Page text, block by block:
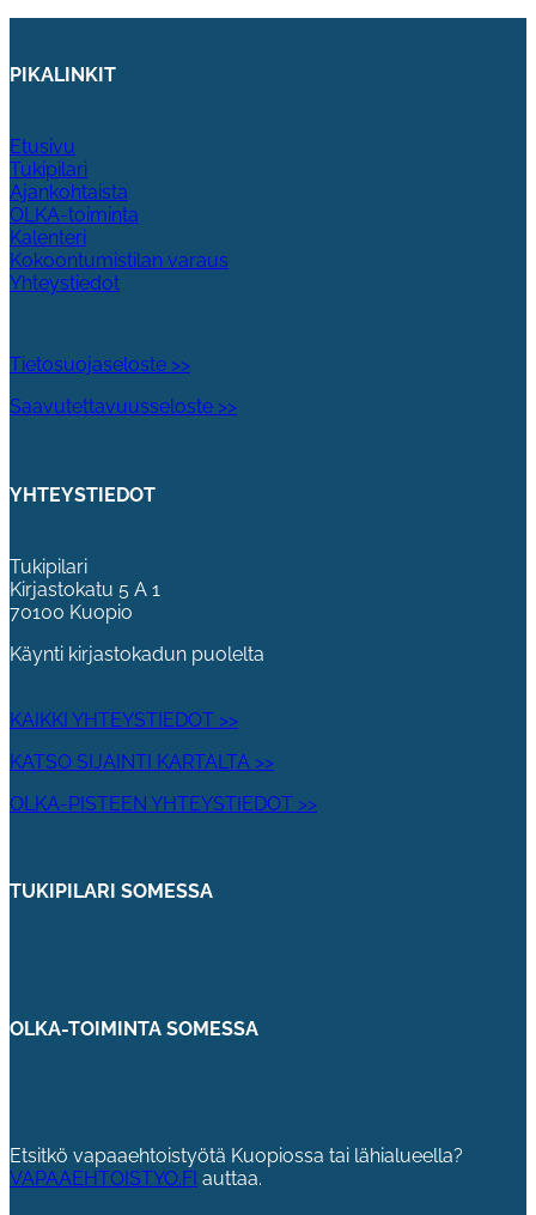
PIKALINKIT
Etusivu
Tukipilari
Ajankohtaista
OLKA-toiminta
Kalenteri
Kokoontumistilan varaus
Yhteystiedot
Tietosuojaseloste >>
Saavutettavuusseloste >>
YHTEYSTIEDOT
Tukipilari
Kirjastokatu 5 A 1
70100 Kuopio
Käynti kirjastokadun puolelta
KAIKKI YHTEYSTIEDOT >>
KATSO SIJAINTI KARTALTA >>
OLKA-PISTEEN YHTEYSTIEDOT >>
TUKIPILARI SOMESSA
OLKA-TOIMINTA SOMESSA
Etsitkö vapaaehtoistyötä Kuopiossa tai lähialueella?
VAPAAEHTOISTYO.FI auttaa.